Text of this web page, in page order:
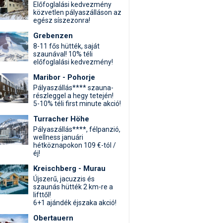
Előfoglalási kedvezmény
közvetlen pályaszálláson az
egész síszezonra!
Grebenzen
8-11 fős hütték, saját
szaunával! 10% téli
előfoglalási kedvezmény!
Maribor - Pohorje
Pályaszállás**** szauna-
részleggel a hegy tetején!
5-10% téli first minute akció!
Turracher Höhe
Pályaszállás****, félpanzió,
wellness januári
hétköznapokon 109 €-tól /
éj!
Kreischberg - Murau
Újszerű, jacuzzis és
szaunás hütték 2 km-re a
lifttől!
6+1 ajándék éjszaka akció!
Obertauern